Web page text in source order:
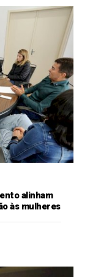
alinham
às mulheres